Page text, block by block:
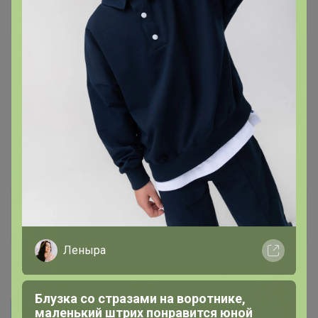
Гений СП
18 июня, 2024 17:12
, здравствуйте, посоветуйте пожалуйста
витамины мужчине 40лет, работа физическая,
повышенная усталость, не высыпается , питание часто
не сбалансированное, часто крутит ноги
Бонифаций
Серебряный организатор
18 июня, 2024 17:59
Duimovo4_ka_v_ojidan
Леныра
Блузка со стразами на воротнике,
маленький штрих понравится юной